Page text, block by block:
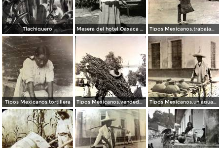
Tlachiquero Mesera del hotel Oaxaca Courts vistiendo traje típico Tipos Mexicanos.trabajador del henequen
Tipos Mexicanos.tortillera Tipos Mexicanos.vendedor de lena. Tipos Mexicanos.un aguador.